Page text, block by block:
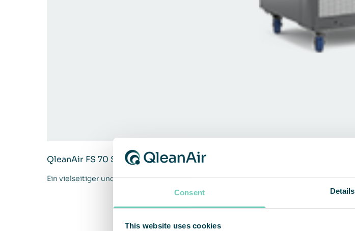
Consent Details
This website uses cookies
QleanAir FS 70 Standard
Ein vielseitiger und effizienter Luftreiniger für eine breite Palette von Anwendungen